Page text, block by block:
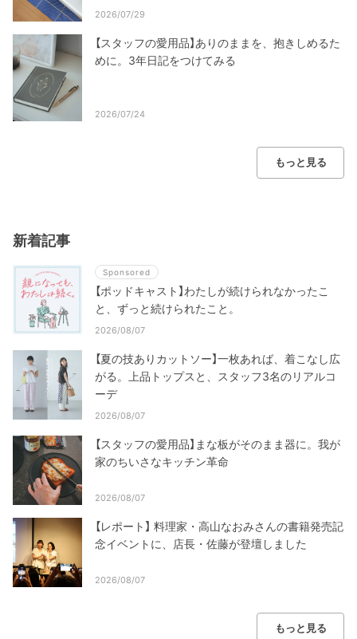
2026/07/29
【スタッフの愛用品】ありのままを、抱きしめるた
めに。3年日記をつけてみる
2026/07/24
もっと見る
新着記事
Sponsored
【ポッドキャスト】わたしが続けられなかったこ
と、ずっと続けられたこと。
2026/08/07
【夏の技ありカットソー】一枚あれば、着こなし広
がる。上品トップスと、スタッフ3名のリアルコ
ーデ
2026/08/07
【スタッフの愛用品】まな板がそのまま器に。我が
家のちいさなキッチン革命
2026/08/07
【レポート】 料理家・高山なおみさんの書籍発売記
念イベントに、店長・佐藤が登壇しました
2026/08/07
もっと見る